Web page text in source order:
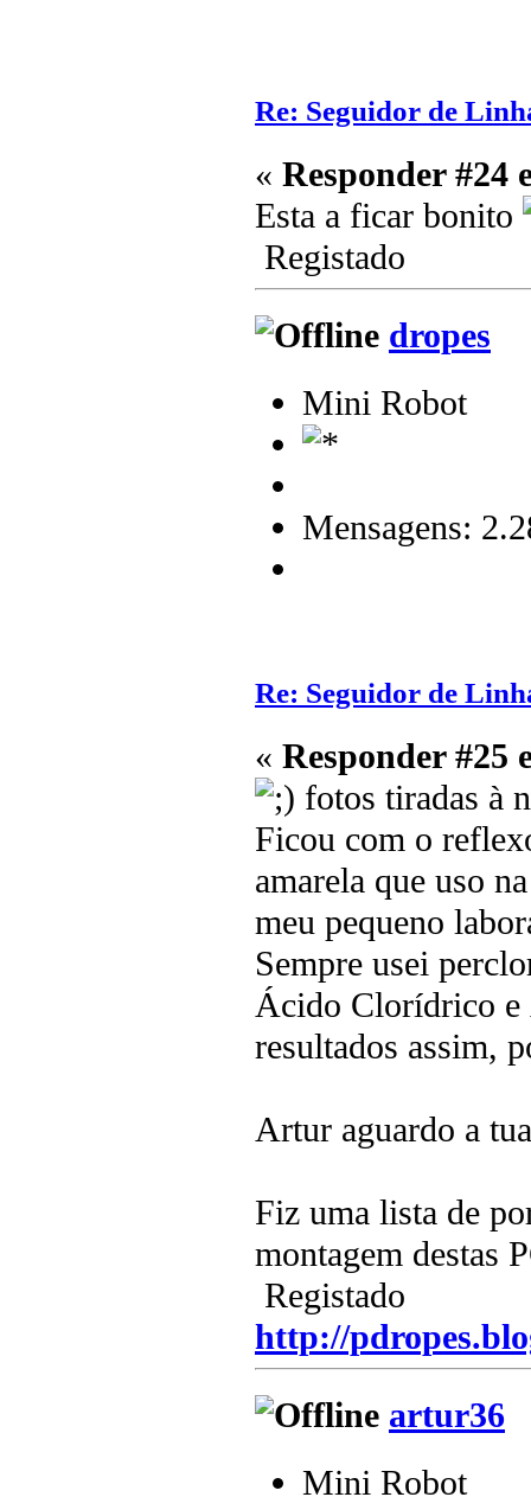
Re: Seguidor de
« Responder #24
Esta a ficar bonito
Registado
dropes
Mini Robot
Mensagens:
Re: Seguidor de
« Responder #25
fotos tiradas à
Ficou com o
amarela que uso
meu pequeno
Sempre usei
Ácido Clorídrico e
resultados assim,
Artur aguardo a
Fiz uma lista de
montagem destas
Registado
http://
artur36
Mini Robot